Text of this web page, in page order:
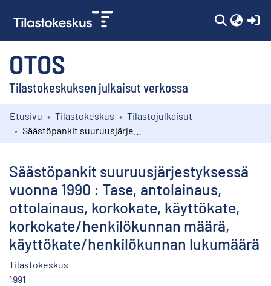
OTOS
Tilastokeskuksen julkaisut verkossa
Kokoelmat
Etusivu Tilastokeskus
Tilastojulkaisut
Säästöpankit suuruusjärjestyksessä
vuonna 1990 : Tase, antolainaus,
ottolainaus, korkokate, käyttökate,
korkokate/henkilökunnan määrä,
käyttökate/henkilökunnan lukumäärä
Tilastokeskus
1991